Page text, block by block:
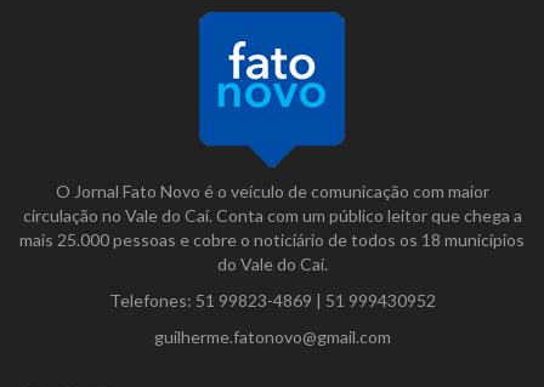
O Jornal Fato Novo é o veículo de comunicação com maior
circulação no Vale do Caí. Conta com um público leitor que chega a
mais 25.000 pessoas e cobre o noticiário de todos os 18 municípios
do Vale do Caí.
Telefones: 51 99823-4869 | 51 999430952
guilherme.fatonovo@gmail.com